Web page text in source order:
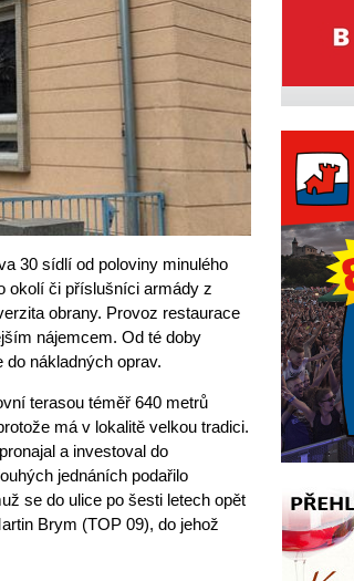
30 sídlí od poloviny minulého
okolí či příslušníci armády z
obrany. Provoz restaurace
nájemcem. Od té doby
nákladných oprav.
terasou téměř 640 metrů
má v lokalitě velkou tradici.
a investoval do
jednáních podařilo
se do ulice po šesti letech opět
Brym (TOP 09), do jehož